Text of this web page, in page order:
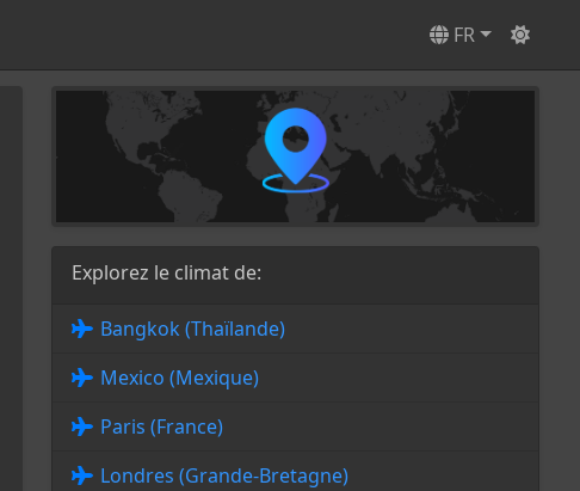
FR
Explorez le climat de:
Bangkok (Thaïlande)
Mexico (Mexique)
Paris (France)
Londres (Grande-Bretagne)